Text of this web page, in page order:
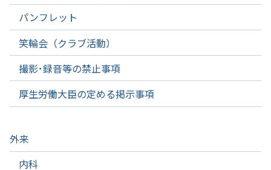
パンフレット
笑輪会（クラブ活動）
撮影･録音等の禁止事項
厚生労働大臣の定める掲示事項
外来
内科